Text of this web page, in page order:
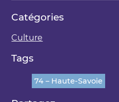
Catégories
Culture
Tags
74 – Haute-Savoie